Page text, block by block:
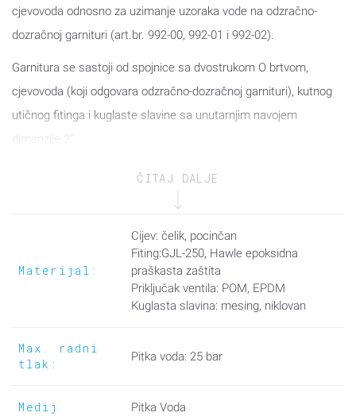
cjevovoda odnosno za uzimanje uzoraka vode na odzračno-
dozračnoj garnituri (art.br. 992-00, 992-01 i 992-02).
Garnitura se sastoji od spojnice sa dvostrukom O brtvom,
cjevovoda (koji odgovara odzračno-dozračnoj garnituri), kutnog
utičnog fitinga i kuglaste slavine sa unutarnjim navojem
dimenzije 2".
ČITAJ DALJE
Materijal:
Cijev: čelik, pocinčan
Fiting:GJL-250, Hawle epoksidna
praškasta zaštita
Priključak ventila: POM, EPDM
Kuglasta slavina: mesing, niklovan
Max. radni
tlak:
Pitka voda: 25 bar
Medij Pitka Voda